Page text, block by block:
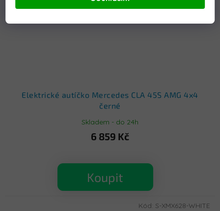
Elektrické autíčko Mercedes CLA 45S AMG 4x4
černé
Skladem - do 24h
6 859 Kč
Koupit
Kód: S-XMX628-WHITE